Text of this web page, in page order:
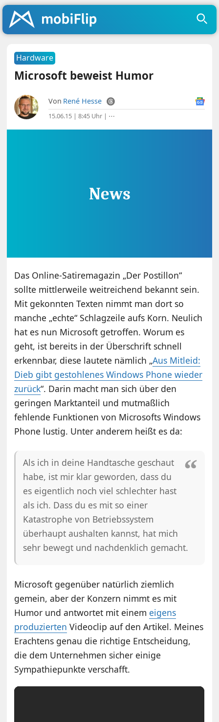
Hardware
Microsoft beweist Humor
Von René Hesse
15.06.15 | 8:45 Uhr | ⋯
Das Online-Satiremagazin „Der Postillon“
sollte mittlerweile weitreichend bekannt sein.
Mit gekonnten Texten nimmt man dort so
manche „echte“ Schlagzeile aufs Korn. Neulich
hat es nun Microsoft getroffen. Worum es
geht, ist bereits in der Überschrift schnell
erkennbar, diese lautete nämlich „Aus Mitleid:
Dieb gibt gestohlenes Windows Phone wieder
zurück“. Darin macht man sich über den
geringen Marktanteil und mutmaßlich
fehlende Funktionen von Microsofts Windows
Phone lustig. Unter anderem heißt es da:
Als ich in deine Handtasche geschaut
habe, ist mir klar geworden, dass du
es eigentlich noch viel schlechter hast
als ich. Dass du es mit so einer
Katastrophe von Betriebssystem
überhaupt aushalten kannst, hat mich
sehr bewegt und nachdenklich gemacht.
Microsoft gegenüber natürlich ziemlich
gemein, aber der Konzern nimmt es mit
Humor und antwortet mit einem eigens
produzierten Videoclip auf den Artikel. Meines
Erachtens genau die richtige Entscheidung,
die dem Unternehmen sicher einige
Sympathiepunkte verschafft.